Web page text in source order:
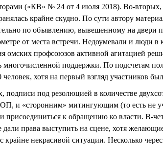
(«КВ» № 24 от 4 июля 2018). Во-
крайне скудно. По сути автору
по объявлению, вывешенному на двери
от места встречи. Недоумевали и люди в
омских профсоюзов активной агитацией
многочисленной поддержки. По подсчетам
человек, хотя на первый взгляд участников
подписи под резолюцией в количестве
и «сторонним» митингующим (то есть не
присоединиться к обращению ко власти. В-
дали права выступить на сцене, хотя
крайне некрасивой ситуации. Несколько